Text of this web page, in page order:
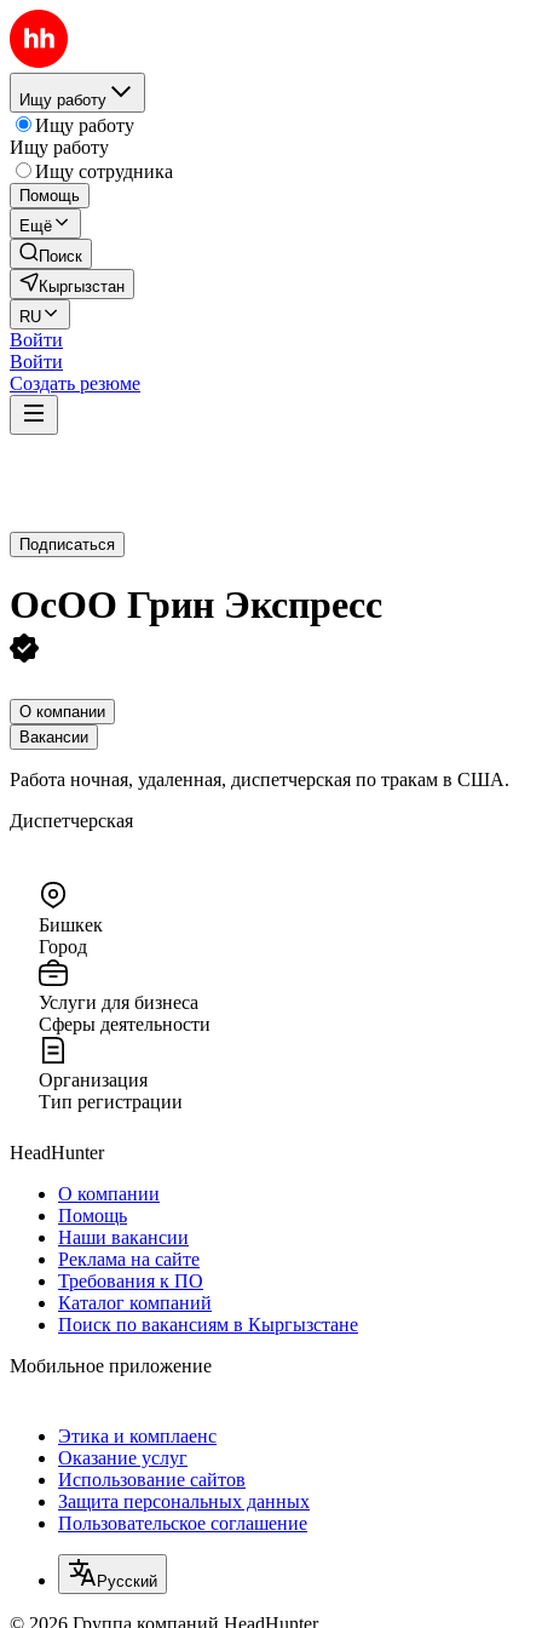
Ищу работу
Ищу работу
Ищу работу
Ищу сотрудника
Помощь
Ещё
Поиск
Кыргызстан
RU
Войти
Войти
Создать резюме
Подписаться
ОсОО Грин Экспресс
О компании
Вакансии
Работа ночная, удаленная, диспетчерская по тракам в США.
Диспетчерская
Бишкек
Город
Услуги для бизнеса
Сферы деятельности
Организация
Тип регистрации
HeadHunter
О компании
Помощь
Наши вакансии
Реклама на сайте
Требования к ПО
Каталог компаний
Поиск по вакансиям в Кыргызстане
Мобильное приложение
Этика и комплаенс
Оказание услуг
Использование сайтов
Защита персональных данных
Пользовательское соглашение
Русский
© 2026 Группа компаний HeadHunter